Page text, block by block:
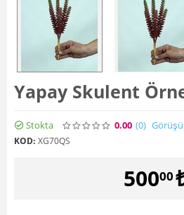
Yapay Skulent
Stokta 0.00 (0)
KOD: XG70QS
50000